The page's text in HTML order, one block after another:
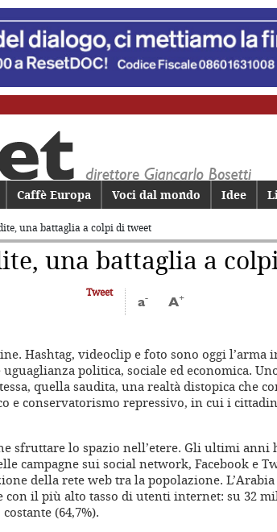
Caffè Europa Voci dal mondo Idee
una battaglia a colpi di tweet
una battaglia a
Tweet
a- A+
Hashtag, videoclip e foto sono oggi l’arma
politica, sociale ed economica.
quella saudita, una realtà distopica che
e conservatorismo repressivo, in cui i
sfruttare lo spazio nell’etere. Gli ultimi anni
campagne sui social network, Facebook e
della rete web tra la popolazione.
con il più alto tasso di utenti internet: su 32
(64,7%).